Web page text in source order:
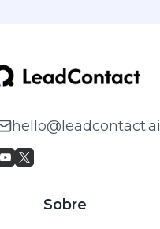
hello@leadcontact.ai
Sobre